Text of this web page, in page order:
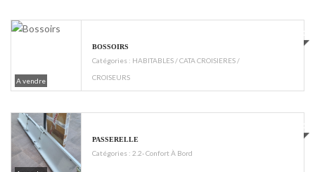
A vendre
€400
BOSSOIRS
Catégories : HABITABLES / CATA CROISIERES /
CROISEURS
€250
PASSERELLE
Catégories : 2.2- Confort À Bord